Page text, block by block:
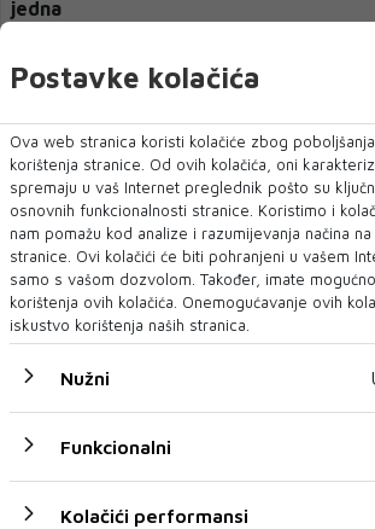
jedna
Vulić: Predsjednica SIP-a je snaha
Postavke kolačića
Ova web stranica koristi kolačiće zbog
korištenja stranice. Od ovih kolačića, oni
spremaju u vaš Internet preglednik pošto su
osnovnih funkcionalnosti stranice. Koristimo i
nam pomažu kod analize i razumijevanja načina
stranice. Ovi kolačići će biti pohranjeni u vašem
samo s vašom dozvolom. Također, imate
korištenja ovih kolačića. Onemogućavanje ovih
iskustvo korištenja naših stranica.
Nužni
Funkcionalni
Kolačići performansi